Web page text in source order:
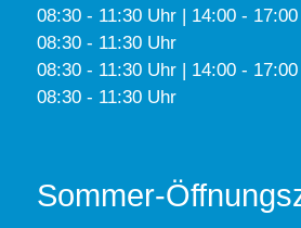
08:30 - 11:30 Uhr | 14:00 -
08:30 - 11:30 Uhr
08:30 - 11:30 Uhr | 14:00 -
08:30 - 11:30 Uhr
Sommer-